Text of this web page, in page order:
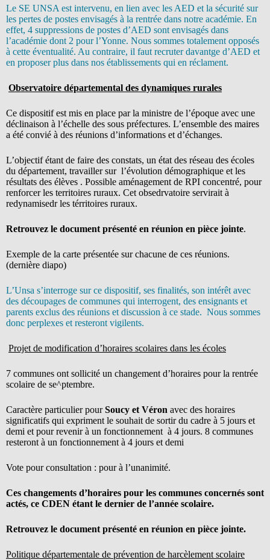
Le SE UNSA est intervenu, en lien avec les AED et la sécurité sur
les pertes de postes envisagés à la rentrée dans notre académie. En
effet, 4 suppressions de postes d’AED sont envisagés dans
l’académie dont 2 pour l’Yonne. Nous sommes totalement opposés
à cette éventualité. Au contraire, il faut recruter davantge d’AED et
en proposer plus dans nos établissements qui en réclament.
Observatoire départemental des dynamiques rurales
Ce dispositif est mis en place par la ministre de l’époque avec une
déclinaison à l’échelle des sous préfectures. L’ensemble des maires
a été convié à des réunions d’informations et d’échanges.
L’objectif étant de faire des constats, un état des réseau des écoles
du département, travailler sur l’évolution démographique et les
résultats des élèves . Possible aménagement de RPI concentré, pour
renforcer les territoires ruraux. Cet obsedrvatoire servirait à
redynamisedr les térritoires ruraux.
Retrouvez le document présenté en réunion en pièce jointe.
Exemple de la carte présentée sur chacune de ces réunions.
(dernière diapo)
L’Unsa s’interroge sur ce dispositif, ses finalités, son intérêt avec
des découpages de communes qui interrogent, des ensignants et
parents exclus des réunions et discussion à ce stade. Nous sommes
donc perplexes et resteront vigilents.
Projet de modification d’horaires scolaires dans les écoles
7 communes ont sollicité un changement d’horaires pour la rentrée
scolaire de se^ptembre.
Caractère particulier pourSoucy et Véron avec des horaires
significatifs qui expriment le souhait de sortir du cadre à 5 jours et
demi et pour revenir à un fonctionnement à 4 jours. 8 communes
resteront à un fonctionnement à 4 jours et demi
Vote pour consultation : pour à l’unanimité.
Ces changements d’horaires pour les communes concernés sont
actés, ce CDEN étant le dernier de l’année scolaire.
Retrouvez le document présenté en réunion en pièce jointe.
Politique départementale de prévention de harcèlement scolaire